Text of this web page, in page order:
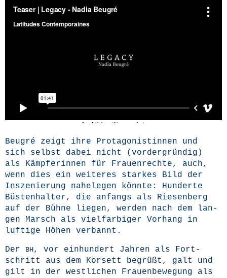
Beu­g­ré zeigt ihre Prot­ago­nis­tin­nen und
sich selbst dabei nicht (vor­der­grün­dig)
als Kämp­fe­rin­nen für Frau­en­rech­te, auch,
wenn dies ein wei­te­res star­kes Bild der
Insze­nie­rung nahe­le­gen könn­te: Hun­der­te
Büs­ten­hal­ter, die anfangs als Rie­sen­berg
auf der Büh­ne lie­gen, wer­den nach dem lan­
gen Marsch als viel­far­bi­ger Vor­hang in
luf­ti­ge Höhen verbannt.
Der BH, vor ein­hun­dert Jah­ren als Fort­
schritt aus dem Kor­sett begrüßt, galt und
gilt in der west­li­chen Frau­en­be­we­gung als